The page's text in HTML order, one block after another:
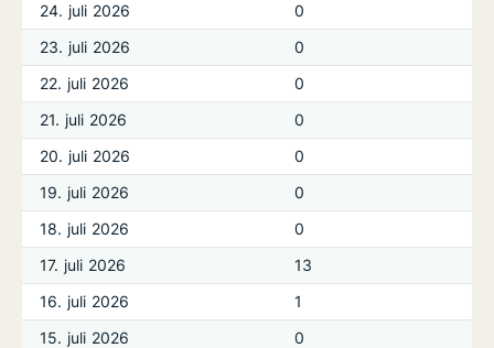
24. juli 2026
0
23. juli 2026
0
22. juli 2026
0
21. juli 2026
0
20. juli 2026
0
19. juli 2026
0
18. juli 2026
0
17. juli 2026
13
16. juli 2026
1
15. juli 2026
0